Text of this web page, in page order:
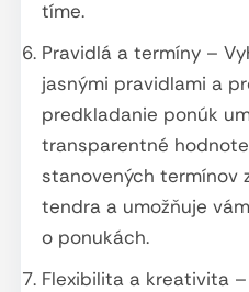
tíme.
Pravidlá a termíny –
jasnými pravidlami a
predkladanie ponúk
transparentné
stanovených termínov
tendra a umožňuje
o ponukách.
Flexibilita a kreativita